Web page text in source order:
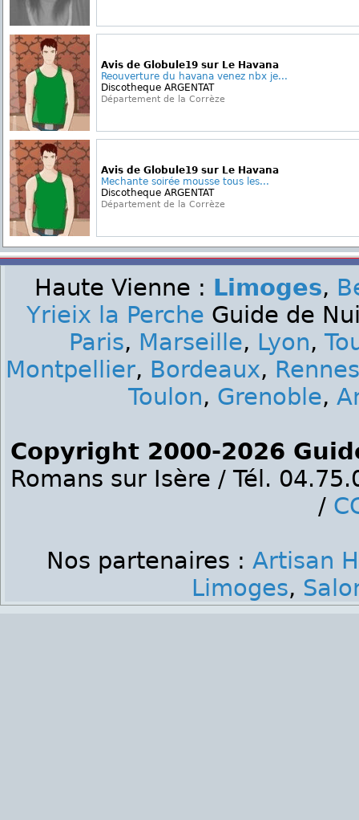
Avis de Globule19 sur Le Havana
Reouverture du havana venez nbx je...
Discotheque ARGENTAT
Département de la Corrèze
Avis de Globule19 sur Le Havana
Mechante soirée mousse tous les...
Discotheque ARGENTAT
Département de la Corrèze
Haute Vienne : Limoges,
Yrieix la Perche Guide de
Paris, Marseille, Lyon,
Montpellier, Bordeaux, Rennes
Toulon, Grenoble,
Copyright 2000-2026
Romans sur Isère / Tél.
/
Nos partenaires : Artisan
Limoges,